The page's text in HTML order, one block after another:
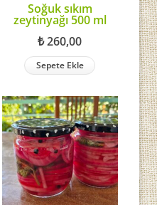
Soğuk sıkım
zeytinyağı 500 ml
₺260,00
Sepete Ekle